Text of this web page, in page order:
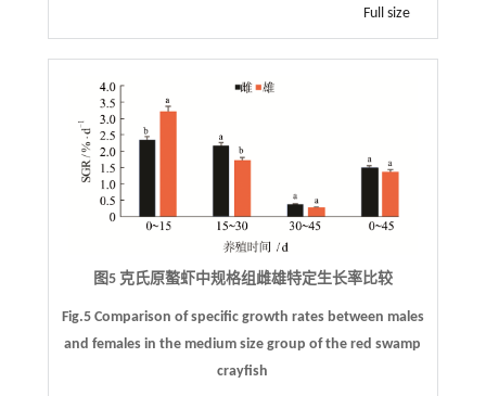
Full size
图5 克氏原螯虾中规格组雌雄特定生长率比较
Fig.5 Comparison of specific growth rates between males
and females in the medium size group of the red swamp
crayfish